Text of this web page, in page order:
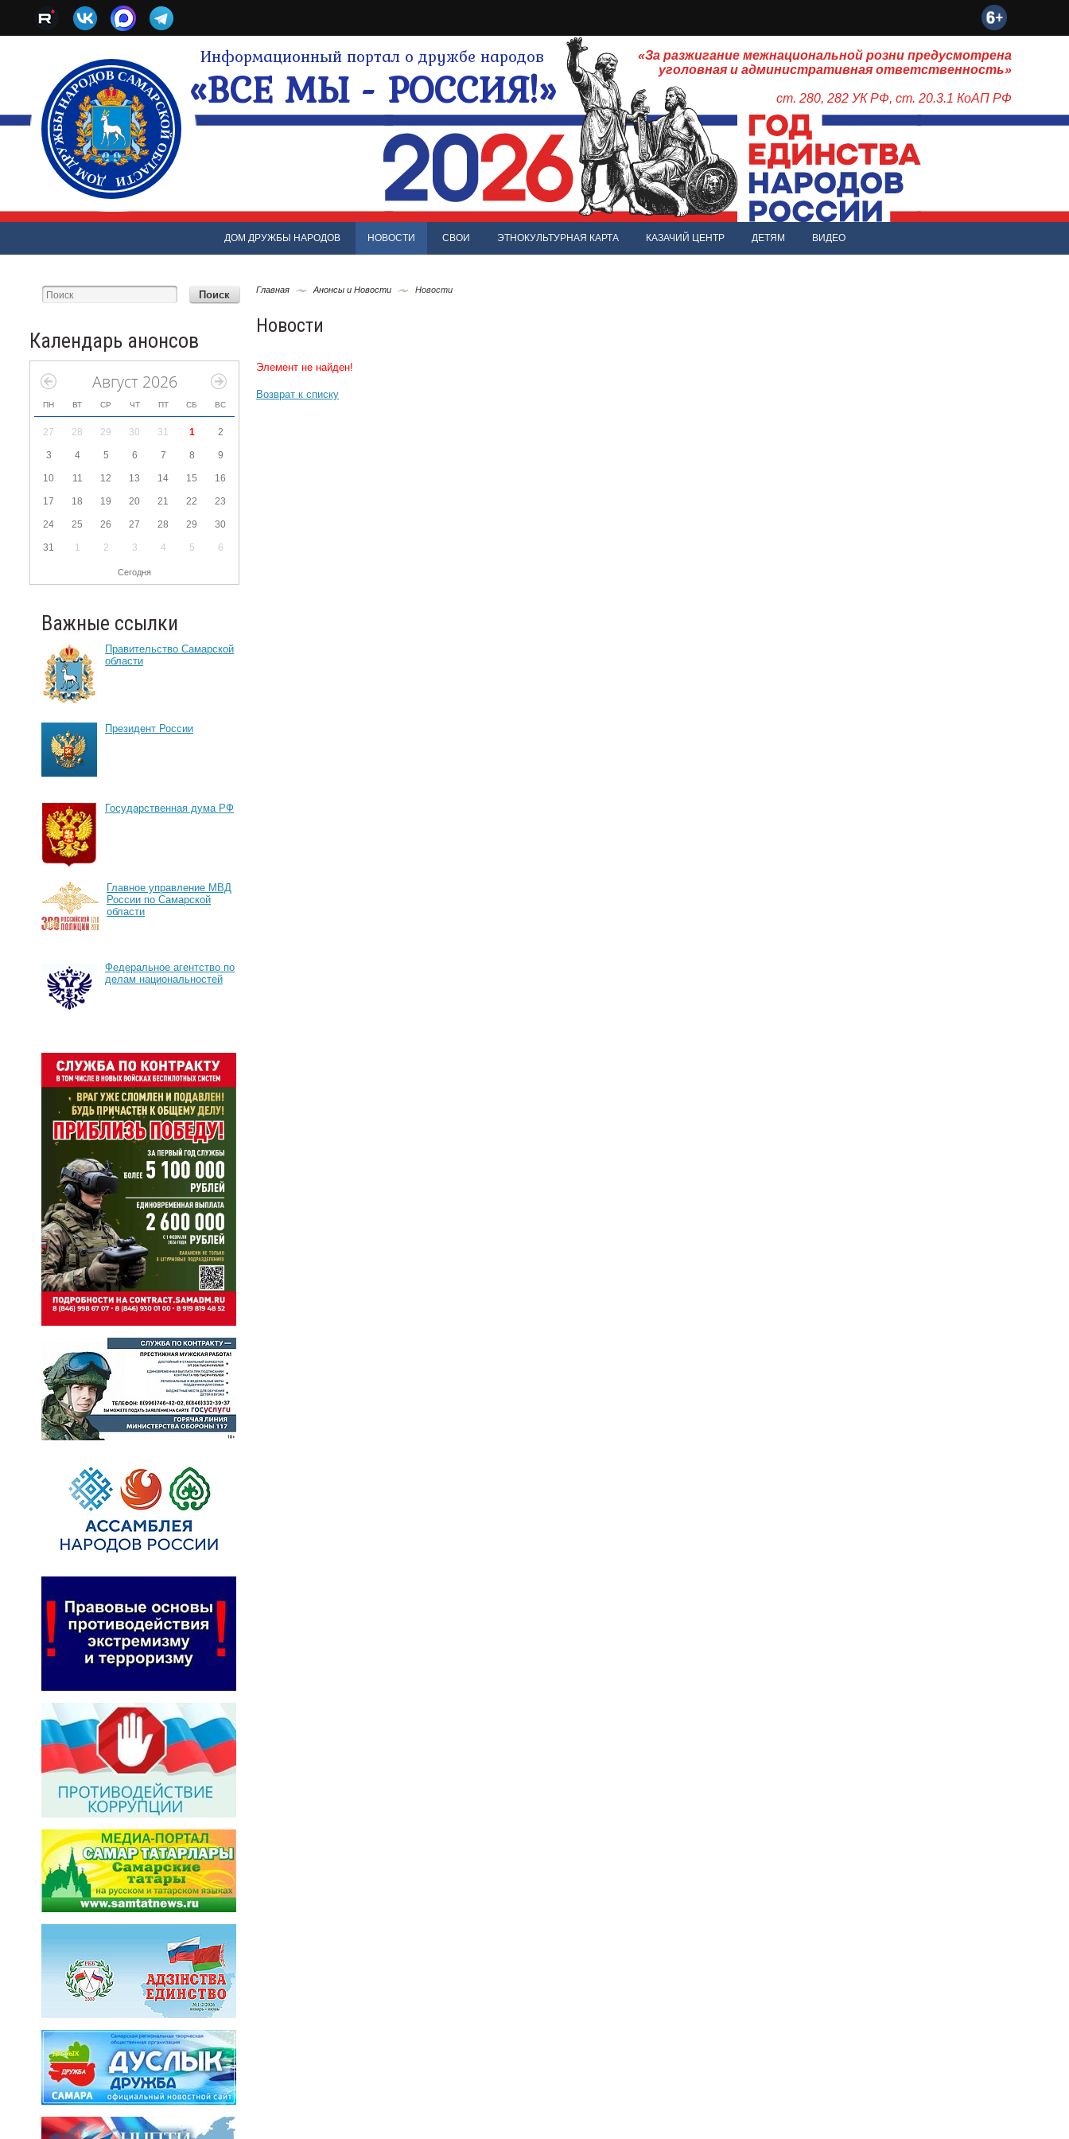
Информационный портал о дружбе народов
«ВСЕ МЫ - РОССИЯ!»
«За разжигание межнациональной розни предусмотрена
уголовная и административная ответственность»
ст. 280, 282 УК РФ, ст. 20.3.1 КоАП РФ
ДОМ ДРУЖБЫ НАРОДОВ НОВОСТИ СВОИ ЭТНОКУЛЬТУРНАЯ КАРТА КАЗАЧИЙ ЦЕНТР ДЕТЯМ ВИДЕО
Календарь анонсов
Август 2026
ПН ВТ СР ЧТ ПТ СБ ВС
27 28 29 30 31 1 2
3 4 5 6 7 8 9
10 11 12 13 14 15 16
17 18 19 20 21 22 23
24 25 26 27 28 29 30
31 1 2 3 4 5 6
Сегодня
Важные ссылки
Правительство Самарской
области
Президент России
Государственная дума РФ
Главное управление МВД
России по Самарской
области
Федеральное агентство по
делам национальностей
Главная Анонсы и Новости Новости
Новости
Элемент не найден!
Возврат к списку